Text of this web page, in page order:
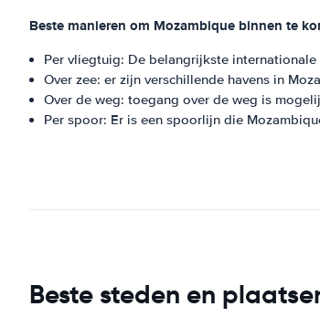
Beste manieren om Mozambique binnen te
Per vliegtuig: De belangrijkste
Over zee: er zijn verschillende havens in
Over de weg: toegang over de weg is
Per spoor: Er is een spoorlijn die
Beste steden en